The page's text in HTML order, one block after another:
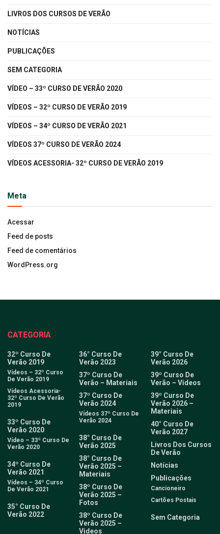
LIVROS DOS CURSOS DE VERÃO
NOTÍCIAS
PUBLICAÇÕES
SEM CATEGORIA
VÍDEO – 33º CURSO DE VERÃO 2020
VÍDEOS – 32º CURSO DE VERÃO 2019
VÍDEOS – 34º CURSO DE VERÃO 2021
VÍDEOS 37º CURSO DE VERÃO 2024
VÍDEOS ACESSORIA- 32º CURSO DE VERÃO 2019
Meta
Acessar
Feed de posts
Feed de comentários
WordPress.org
CATEGORIA
32º Curso De
Verão 2019
Vídeos – 32º Curso
De Verão 2019
Vídeos Acessoria-
32º Curso De Verão
2019
33º Curso De
Verão 2020
Vídeo – 33º Curso De
Verão 2020
34º Curso De
Verão 2021
Vídeos – 34º Curso
De Verão 2021
35° Curso De
Verão 2022
36° Curso De
Verão 2023
37º Curso De
Verão – Materiais
37º Curso De
Verão 2024
Vídeos 37º Curso De
Verão 2024
38° Curso De
Verão 2025
38° Curso De
Verão 2025 –
Materiais
38º Curso De
Verão 2025 –
Fotos
38º Curso De
Verão 2025 –
Videos
39° Curso De
Verão 2026
39º Curso De
Verão – Vídeos
39º Curso De
Verão 2026 –
Materiais
40° Curso De
Verão 2027
Livros Dos Cursos
De Verão
Notícias
Publicações
Cancioneiro
Cartões Postais
Sem Categoria